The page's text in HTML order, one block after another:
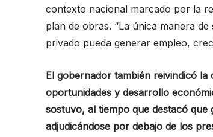
contexto nacional marcado por la
plan de obras. “La única manera
privado pueda generar empleo,
El gobernador también reivindicó
oportunidades y desarrollo
sostuvo, al tiempo que destacó
adjudicándose por debajo de los